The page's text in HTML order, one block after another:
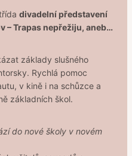
divadelní představení
– Trapas nepřežiju, aneb…
základy slušného
Rychlá pomoc
v kině i na schůzce a
základních škol.
do nové školy v novém